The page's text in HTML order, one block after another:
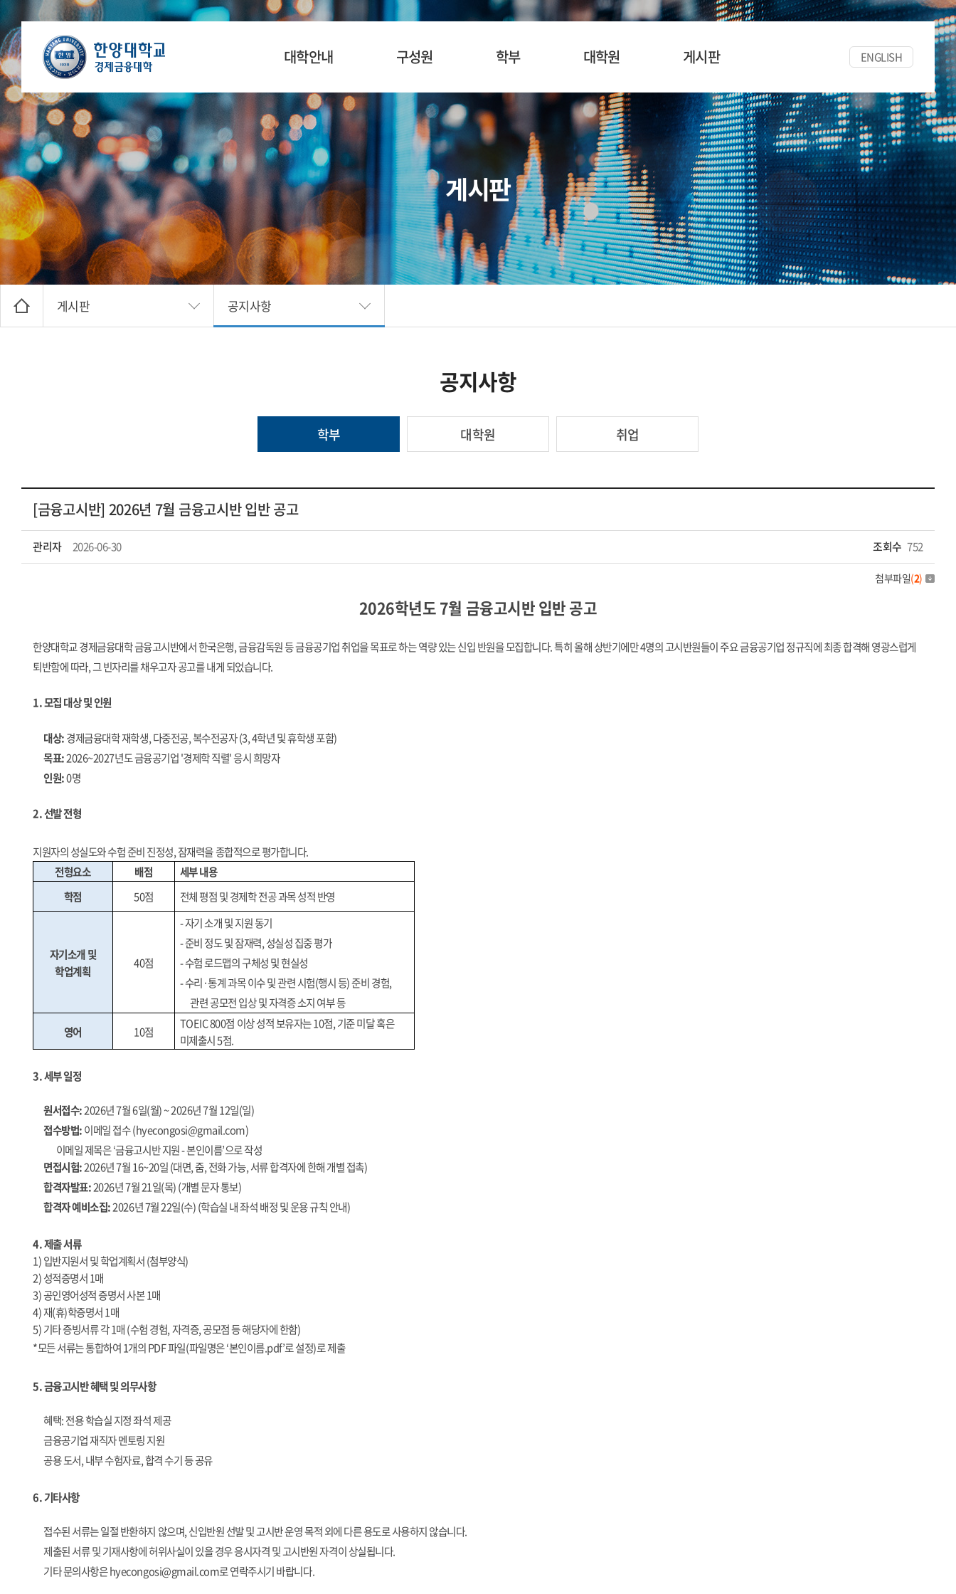
대학안내
학장 인사말
연혁
공간소개
찾아오시는길
구성원
교수
명예교수
겸임/초빙교수
행정팀 직원
학부
입학안내
교육목표
교육과정
관심과목검색
장학안내
SURF
학생활동
대학원
입학안내
교육목표
교육과정
관심과목검색
장학제도
BK21
게시판
공지사항
세미나/워크숍
한양경금뉴스
자료실
ENGLISH
게시판
게시판 공지사항
공지사항
학부 대학원 취업
[금융고시반] 2026년 7월 금융고시반 입반 공고
관리자 2026-06-30 조회수 752
첨부파일(2)
2026학년도7월 금융고시반 입반 공고
한양대학교 경제금융대학 금융고시반에서 한국은행,금융감독원 등 금융공기업 취업을 목표로 하는 역량 있는 신입 반원을 모집합니다.특히 올해 상반기에만4명의 고시반원들이 주요 금융공기업 정규직에 최종 합격해 영광스럽게
퇴반함에 따라,그 빈자리를 채우고자 공고를 내게 되었습니다.
1.모집 대상 및 인원
대상:경제금융대학 재학생,다중전공,복수전공자(3, 4학년 및 휴학생 포함)
목표:2026~2027년도 금융공기업'경제학 직렬'응시 희망자
인원:0명
2.선발 전형
지원자의 성실도와 수험 준비 진정성,잠재력을 종합적으로 평가합니다.
전형요소
배점
세부 내용
학점
50점 전체 평점 및 경제학 전공 과목 성적 반영
자기소개 및
학업계획
40점
-자기 소개 및 지원 동기
-준비 정도 및 잠재력,성실성 집중 평가
-수험 로드맵의 구체성 및 현실성
-수리·통계 과목 이수 및 관련 시험(행시 등)준비 경험,
관련 공모전 입상 및 자격증 소지 여부 등
영어
10점
TOEIC 800점 이상 성적 보유자는10점,기준 미달 혹은
미제출시5점.
3.세부 일정
원서접수:2026년7월6일(월) ~ 2026년7월12일(일)
접수방법:이메일 접수(hyecongosi@gmail.com)
이메일 제목은‘금융고시반 지원-본인이름’으로 작성
면접시험:2026년7월16~20일(대면,줌,전화 가능,서류 합격자에 한해 개별 접촉)
합격자발표:2026년7월21일(목) (개별 문자 통보)
합격자 예비소집:2026년7월22일(수) (학습실 내 좌석 배정 및 운용 규칙 안내)
4.제출 서류
1)입반지원서 및 학업계획서(첨부양식)
2)성적증명서1매
3)공인영어성적 증명서 사본1매
4)재(휴)학증명서1매
5)기타 증빙서류 각1매(수험 경험,자격증,공모점 등 해당자에 한함)
*모든 서류는 통합하여1개의PDF파일(파일명은 ‘본인이름.pdf’로 설정)로 제출
5.금융고시반 혜택 및 의무사항
혜택:전용 학습실 지정 좌석 제공
금융공기업 재직자 멘토링 지원
공용 도서,내부 수험자료,합격 수기 등 공유
6.기타사항
접수된 서류는 일절 반환하지 않으며,신입반원 선발 및 고시반 운영 목적 외에 다른 용도로 사용하지 않습니다.
제출된 서류 및 기재사항에 허위사실이 있을 경우 응시자격 및 고시반원 자격이 상실됩니다.
기타 문의사항은hyecongosi@gmail.com로 연락주시기 바랍니다.